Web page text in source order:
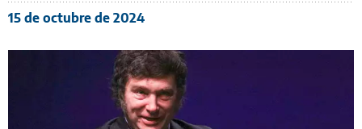
15 de octubre de 2024